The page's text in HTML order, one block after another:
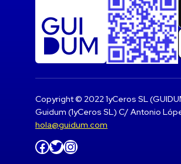
Copyright © 2022 1yCeros SL
Guidum (1yCeros SL) C/ Antonio
hola@guidum.com
Facebook Twitter Instagram